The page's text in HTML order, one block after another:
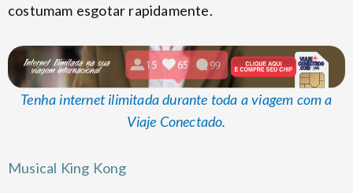
costumam esgotar rapidamente.
Tenha internet ilimitada durante toda a viagem com a
Viaje Conectado.
Musical King Kong